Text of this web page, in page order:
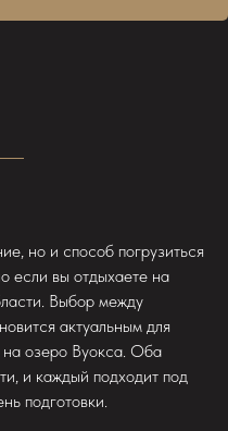
но и способ погрузиться
если вы отдыхаете на
Выбор между
актуальным для
на озеро Вуокса. Оба
и каждый подходит под
подготовки.